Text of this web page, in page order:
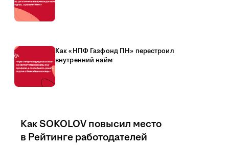
Как «НПФ Газфонд ПН» перестроил
внутренний найм
Как SOKOLOV повысил место
в Рейтинге работодателей